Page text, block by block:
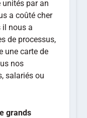
par an
a coûté cher
il nous a
de processus,
une carte de
nos
salariés ou
grands